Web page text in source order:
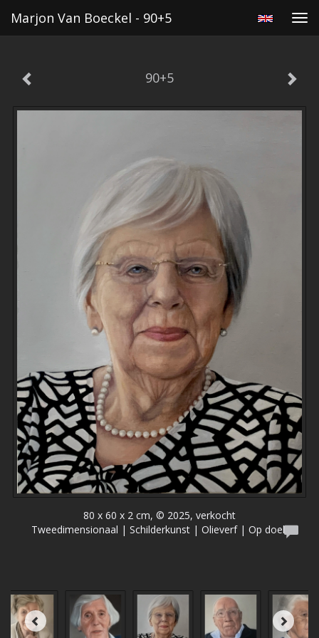
Marjon Van Boeckel - 90+5
90+5
80 x 60 x 2 cm, © 2025, verkocht
Tweedimensionaal | Schilderkunst | Olieverf | Op doek